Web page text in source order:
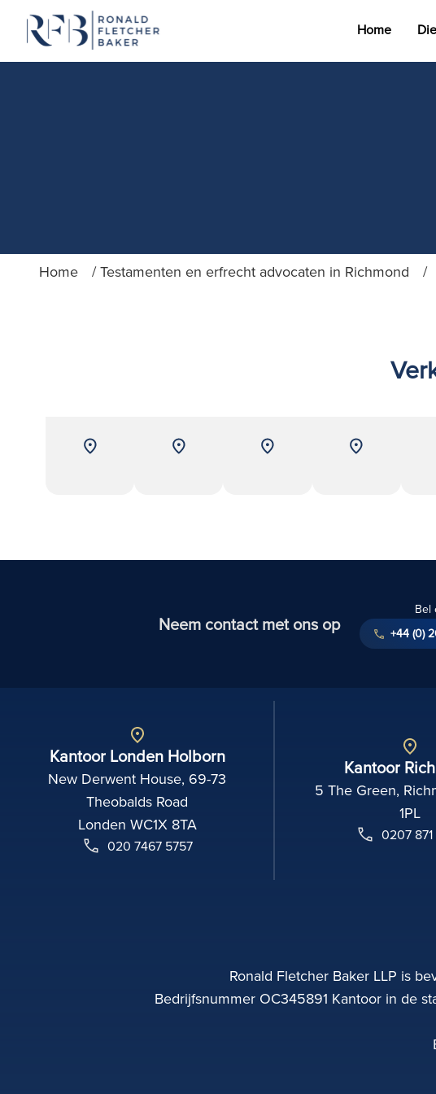
Home
Home /Testamenten en erfrecht advocaten in Richmond /
Neem contact met ons op
Bel
+44 (0)
Kantoor Londen Holborn
New Derwent House, 69-73
Theobalds Road
Londen WC1X 8TA
020 7467 5757
Kantoor
5 The Green,
1PL
0207
Ronald Fletcher Baker LLP is
Bedrijfsnummer OC345891 Kantoor in de